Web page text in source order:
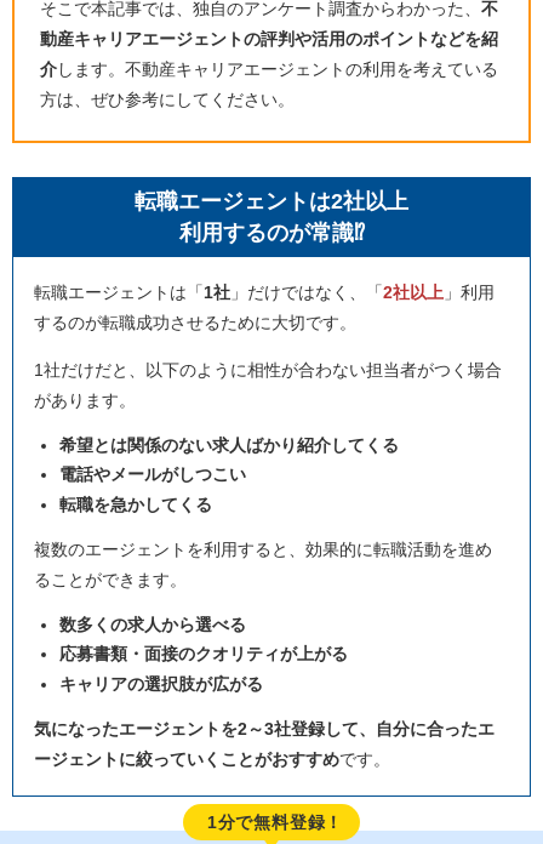
そこで本記事では、独自のアンケート調査からわかった、 不
動産キャリアエージェントの評判や活用のポイントなどを紹
介します。不動産キャリアエージェントの利用を考えている
方は、ぜひ参考にしてください。
転職エージェントは2社以上
利用するのが常識⁉
転職エージェントは「1社 」だけではなく、「2社以上 」利用
するのが転職成功させるために大切です。
1社だけだと、以下のように相性が合わない担当者がつく場合
があります。
希望とは関係のない求人ばかり紹介してくる
電話やメールがしつこい
転職を急かしてくる
複数のエージェントを利用すると、効果的に転職活動を進め
ることができます。
数多くの求人から選べる
応募書類・面接のクオリティが上がる
キャリアの選択肢が広がる
気になったエージェントを2～3社登録して、自分に合ったエ
ージェントに絞っていくことがおすすめです。
1分で無料登録！